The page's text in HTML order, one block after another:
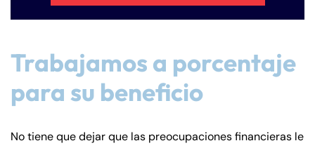
Trabajamos a porcentaje
para su beneficio
No tiene que dejar que las preocupaciones financieras le